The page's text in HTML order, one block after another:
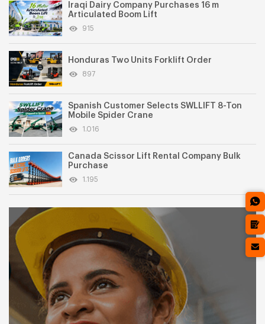
Iraqi Dairy Company Purchases 16 m
Articulated Boom Lift
915
Honduras Two Units Forklift Order
897
Spanish Customer Selects SWLLIFT 8-Ton
Mobile Spider Crane
1.016
Canada Scissor Lift Rental Company Bulk
Purchase
1.195